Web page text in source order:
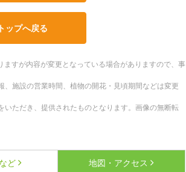
ップへ戻る
すが内容が変更となっている場合がありますので、事
施設の営業時間、植物の開花・見頃期間などは変更
ただき、提供されたものとなります。画像の無断転
ど 地図・アクセス